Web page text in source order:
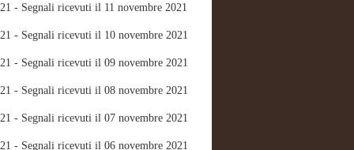
- Segnali ricevuti il 11 novembre 2021
- Segnali ricevuti il 10 novembre 2021
- Segnali ricevuti il 09 novembre 2021
- Segnali ricevuti il 08 novembre 2021
- Segnali ricevuti il 07 novembre 2021
- Segnali ricevuti il 06 novembre 2021